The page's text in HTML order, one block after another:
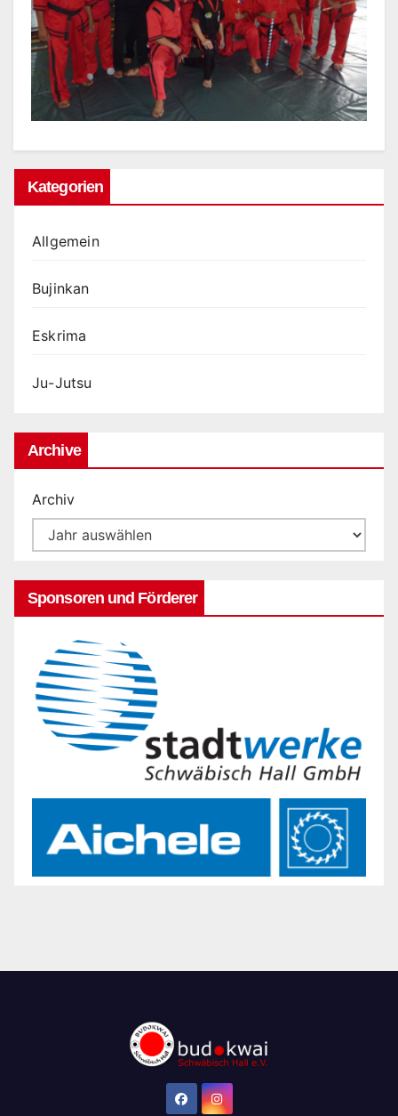
Kategorien
Allgemein
Bujinkan
Eskrima
Ju-Jutsu
Archive
Archiv
Sponsoren und Förderer